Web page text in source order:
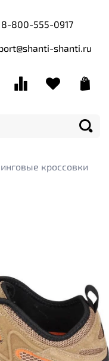
8-800-555-0917
shanti.ru
кроссовки